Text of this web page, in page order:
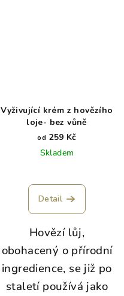
Vyživující krém z hovězího
loje- bez vůně
od 259 Kč
Skladem
Detail
Hovězí lůj,
obohacený o přírodní
ingredience, se již po
staletí používá jako